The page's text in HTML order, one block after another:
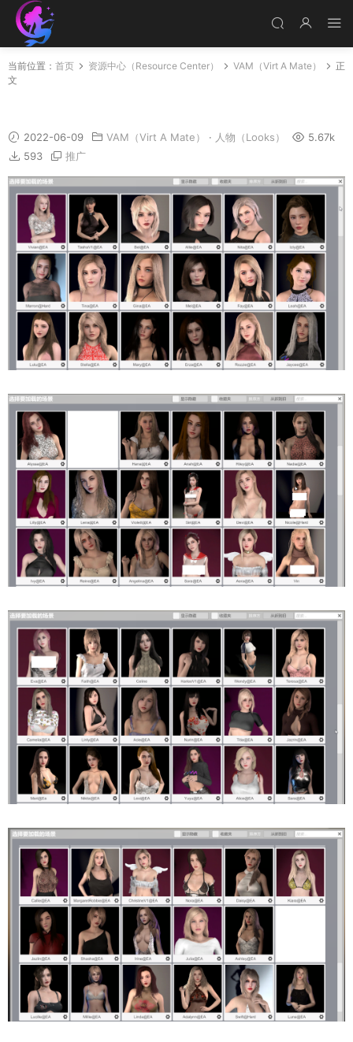
当前位置： 首页 资源中心（Resource Center） VAM（Virt A Mate）
正
文
2022-06-09 VAM（Virt A Mate） · 人物（Looks）
5.67k
593
推广